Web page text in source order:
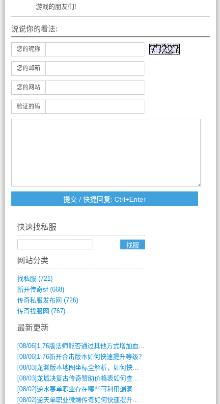
游戏的朋友们！
说说你的看法:
您的昵称
您的邮箱
您的网站
验证的码
快速找私服
网站分类
找私服 (721)
新开传奇sf(668)
传奇私服发布网 (726)
传奇找服网 (767)
最新更新
[08/06] 1.76版法师能否通过其他方式增加血量？
[08/06] 1.76新开合击版本如何快速提升等级？
[08/03]龙渊版本地图坐标全解析，如何快速定位BOSS位置？
[08/03]龙城决复古传奇赞助价格表如何查询？
[08/02]逆水寒单职业存在哪些可利用漏洞？如何快速提升战力？
[08/02]逆天单职业微端传奇如何快速提升战力？新手必看攻略